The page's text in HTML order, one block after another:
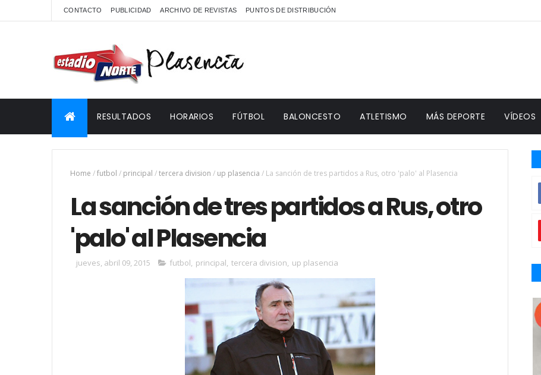
CONTACTO PUBLICIDAD ARCHIVO DE REVISTAS PUNTOS DE DISTRIBUCIÓN
RESULTADOS HORARIOS FÚTBOL BALONCESTO ATLETISMO MÁS DEPORTE VÍDEOS
Home /futbol / principal /tercera division / up plasencia / La sanción de tres partidos a Rus, otro 'palo' al Plasencia
La sanción de tres partidos a Rus, otro
'palo' al Plasencia
jueves, abril 09, 2015 futbol, principal, tercera division, up plasencia